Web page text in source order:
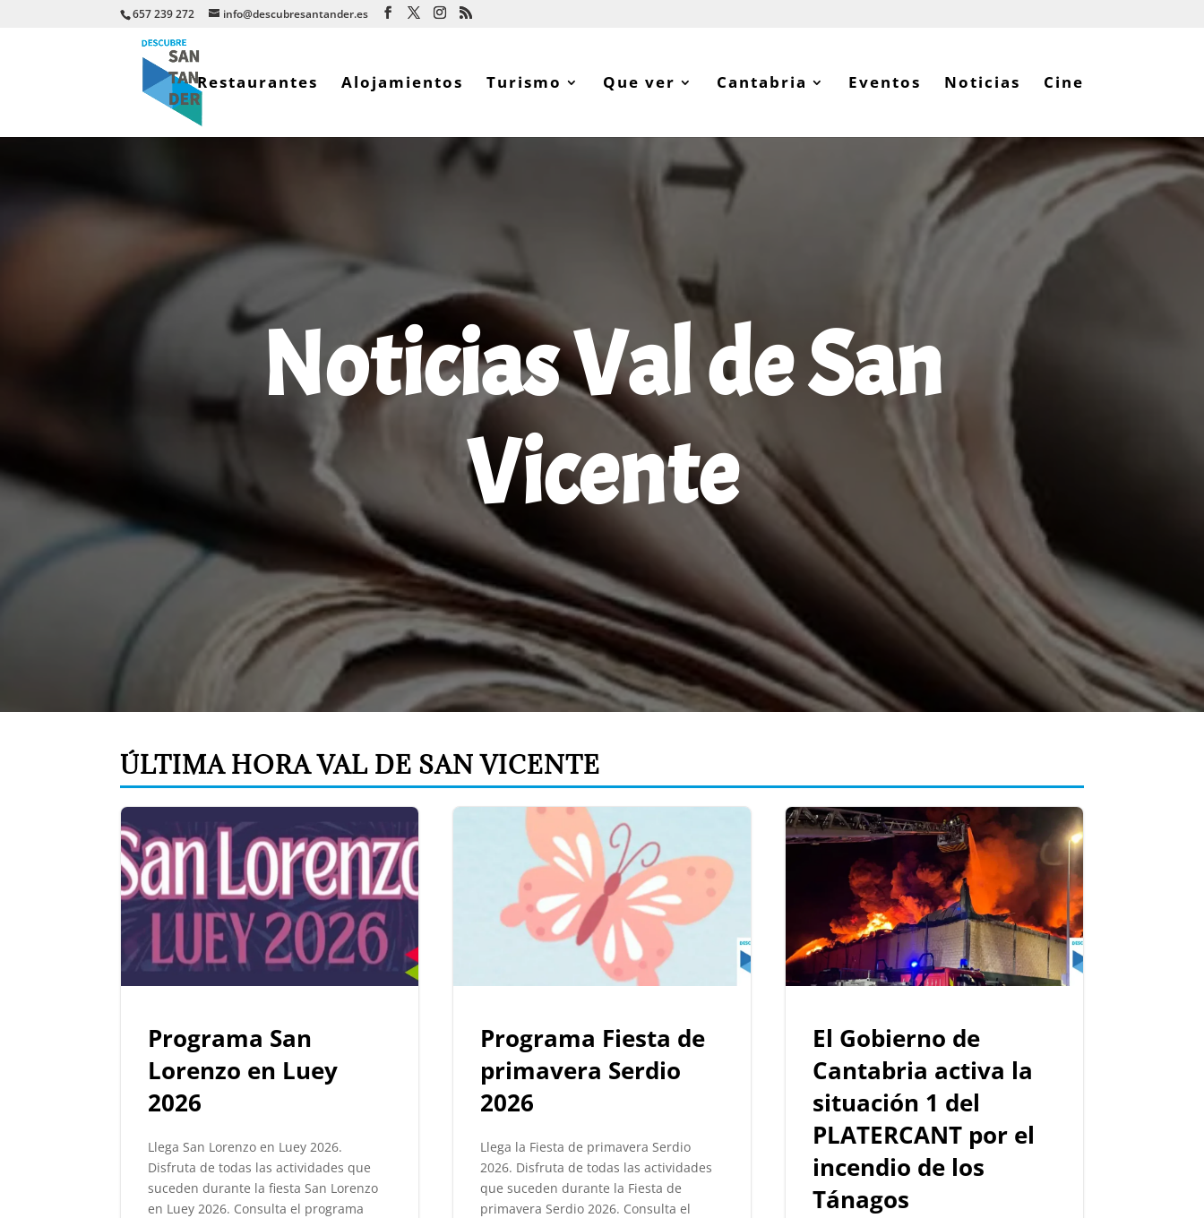
657 239 272 info@descubresantander.es
Restaurantes Alojamientos Turismo Que ver Cantabria Eventos Noticias Cine
Noticias Val de San
Vicente
ÚLTIMA HORA VAL DE SAN VICENTE
Programa San
Lorenzo en Luey
2026
Llega San Lorenzo en Luey 2026.
Disfruta de todas las actividades que
suceden durante la fiesta San Lorenzo
en Luey 2026. Consulta el programa
Programa Fiesta de
primavera Serdio
2026
Llega la Fiesta de primavera Serdio
2026. Disfruta de todas las actividades
que suceden durante la Fiesta de
primavera Serdio 2026. Consulta el
El Gobierno de
Cantabria activa la
situación 1 del
PLATERCANT por el
incendio de los
Tánagos